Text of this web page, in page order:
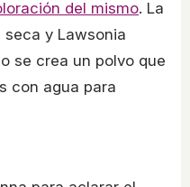
del mismo. La
y Lawsonia
se crea un polvo que
con agua para